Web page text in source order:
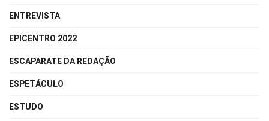
ENTREVISTA
EPICENTRO 2022
ESCAPARATE DA REDAÇÃO
ESPETÁCULO
ESTUDO